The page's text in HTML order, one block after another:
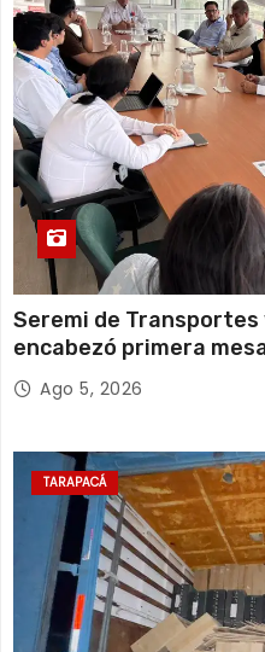
12 de agosto
Miércoles
Seremi de Transportes
encabezó primera
retiro de cables en
Ago 5, 2026
TARAPACÁ